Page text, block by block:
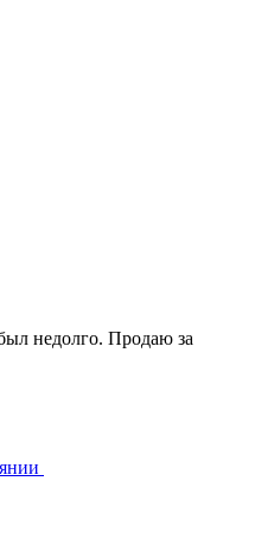
недолго. Продаю за